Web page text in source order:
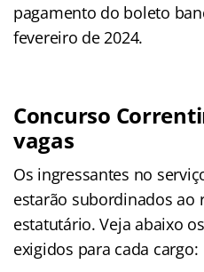
pagamento do boleto
fevereiro de 2024.
Concurso
vagas
Os ingressantes no
estarão subordinados ao
estatutário. Veja abaixo
exigidos para cada cargo: